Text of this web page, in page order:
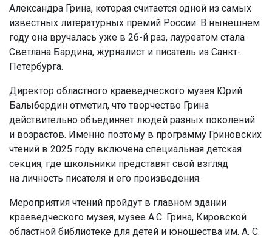
Александра Грина, которая считается одной из самых
известных литературных премий России. В нынешнем
году она вручалась уже в 26-й раз, лауреатом стала
Светлана Бардина, журналист и писатель из Санкт-
Петербурга.
Директор областного краеведческого музея Юрий
Балыбердин отметил, что творчество Грина
действительно объединяет людей разных поколений
и возрастов. Именно поэтому в программу Гриновских
чтений в 2025 году включена специальная детская
секция, где школьники представят свой взгляд
на личность писателя и его произведения.
Мероприятия чтений пройдут в главном здании
краеведческого музея, музее А.С. Грина, Кировской
областной библиотеке для детей и юношества им. А. С.